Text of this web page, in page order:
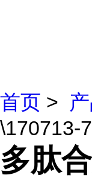
首页 >
\170713-
多肽